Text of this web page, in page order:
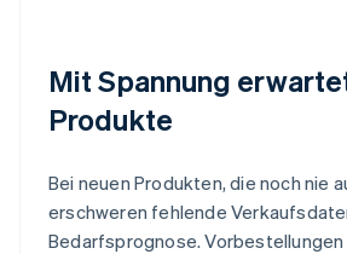
Mit Spannung
Produkte
Bei neuen Produkten, die noch nie
erschweren fehlende
Bedarfsprognose. Vorbestellungen